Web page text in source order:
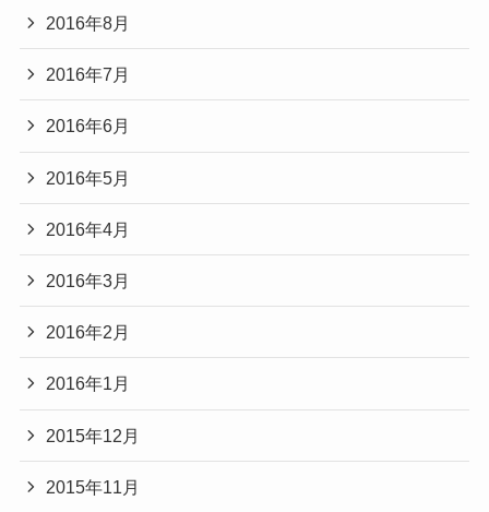
2016年8月
2016年7月
2016年6月
2016年5月
2016年4月
2016年3月
2016年2月
2016年1月
2015年12月
2015年11月